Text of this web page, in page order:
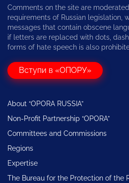
Comments on the site are
requirements of Russian legislation,
messages that contain obscene
if letters are replaced with dots,
forms of hate speech is also
Вступи в «ОПОРУ»
About “OPORA RUSSIA”
Non-Profit Partnership “OPORA”
Committees and Commissions
Regions
Expertise
The Bureau for the Protection of the